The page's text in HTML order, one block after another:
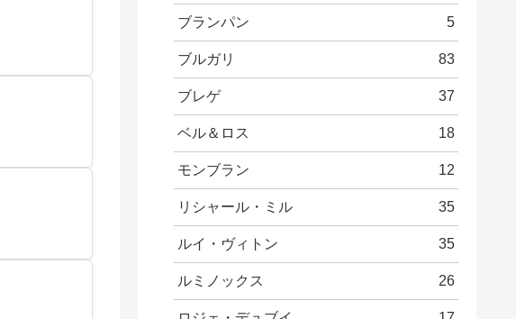
ブランパン 5
ブルガリ 83
ブレゲ 37
ベル＆ロス 18
モンブラン 12
リシャール・ミル 35
ルイ・ヴィトン 35
ルミノックス 26